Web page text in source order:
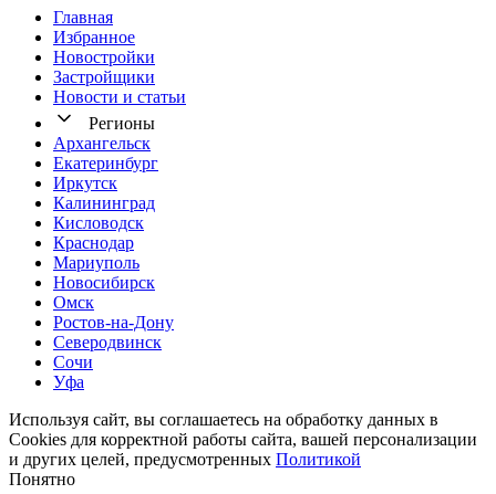
Главная
Избранное
Новостр ойки
Застройщики
Новости и статьи
Регионы
Архангельск
Екатеринбург
Иркутск
Калининград
Кисловодск
Краснодар
Мариуполь
Новосибирск
Омск
Ростов-на-Дону
Северодвинск
Сочи
Уфа
Используя сайт, вы соглашаетесь на обработку данных в
Cookies для корректной работы сайта, вашей персонализации
и других целей, предусмотренных Политикой
Понятно